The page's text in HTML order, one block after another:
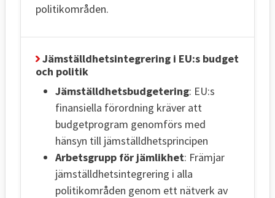
politikområden.
Jämställdhetsintegrering i EU:s budget
och politik
Jämställdhetsbudgetering: EU:s
finansiella förordning kräver att
budgetprogram genomförs med
hänsyn till jämställdhetsprincipen
Arbetsgrupp för jämlikhet: Främjar
jämställdhetsintegrering i alla
politikområden genom ett nätverk av